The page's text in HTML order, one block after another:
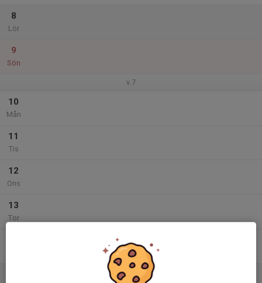
8
Lör
9
Sön
v.7
10
Mån
11
Tis
12
Ons
13
Tor